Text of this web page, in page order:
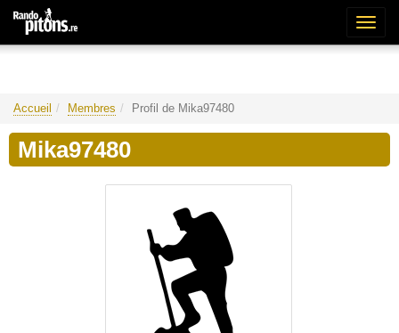
Accueil Membres Profil de Mika97480
Mika97480